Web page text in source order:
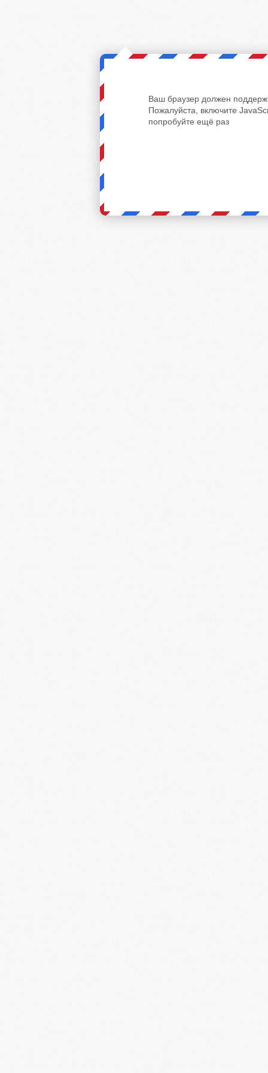
Ваш браузер должен
Пожалуйста, включите
попробуйте ещё раз